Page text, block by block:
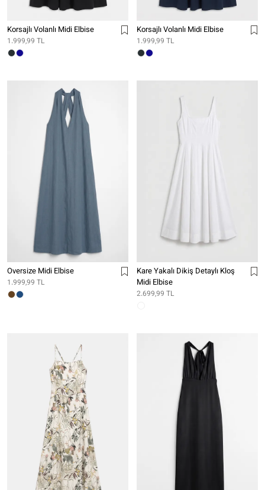
Korsajlı Volanlı Midi Elbise
1.999,99 TL
Korsajlı Volanlı Midi Elbise
1.999,99 TL
Oversize Midi Elbise
1.999,99 TL
Kare Yakalı Dikiş Detaylı Kloş
Midi Elbise
2.699,99 TL